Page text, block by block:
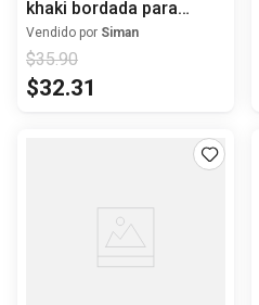
khaki bordada para
hombre
Vendido por Siman
$35.90
$32.31